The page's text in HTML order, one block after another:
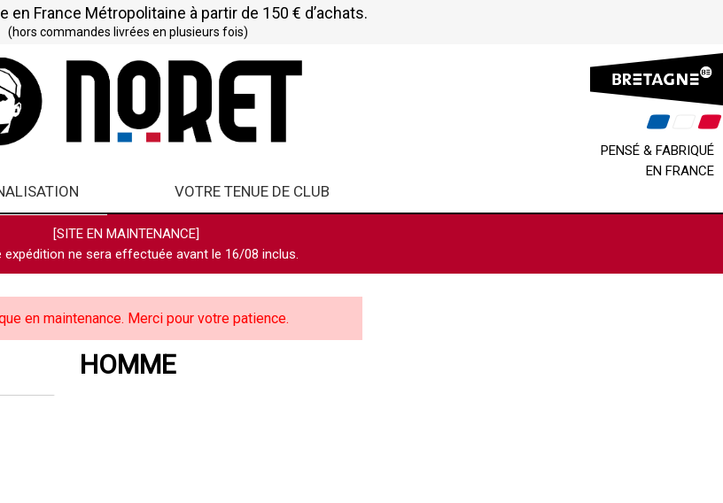
en France Métropolitaine à partir de 150 € d’achats.
(hors commandes livrées en plusieurs fois)
PENSÉ & FABRIQUÉ
EN FRANCE
VOTRE TENUE DE CLUB
[SITE EN MAINTENANCE]
expédition ne sera effectuée avant le 16/08 inclus.
en maintenance. Merci pour votre patience.
HOMME